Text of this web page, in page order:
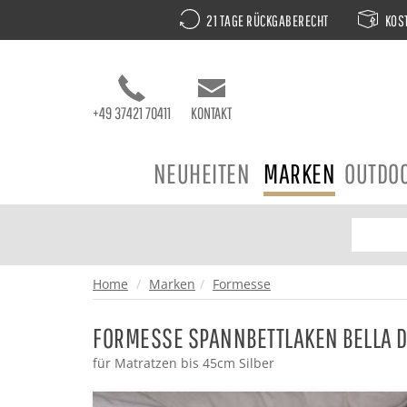
21 TAGE RÜCKGABERECHT
+49 37421 70411 KONTAKT
NEUHEITEN MARKEN
Home Marken Formesse
FORMESSE SPANNBETTLAKEN
für Matratzen bis 45cm Silber